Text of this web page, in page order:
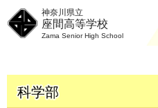
神奈川県立
座間高等学校
Zama Senior High School
科学部